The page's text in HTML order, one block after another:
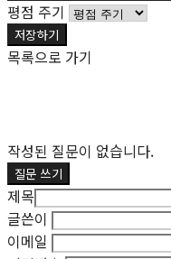
평점 주기
저장하기
목록으로 가기
작성된 질문이 없습니다.
질문 쓰기
제목
글쓴이
이메일